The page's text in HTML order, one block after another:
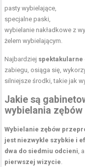
pasty wybielające,
specjalne paski,
wybielanie nakładkowe z
żelem wybielającym.
Najbardziej spektakularne
zabiegu, osiąga się,
silniejsze środki, takie jak
Jakie są
wybielania
Wybielanie zębów
jest niezwykle szybkie i
dwa do siedmiu odcieni ,
pierwszej wizycie